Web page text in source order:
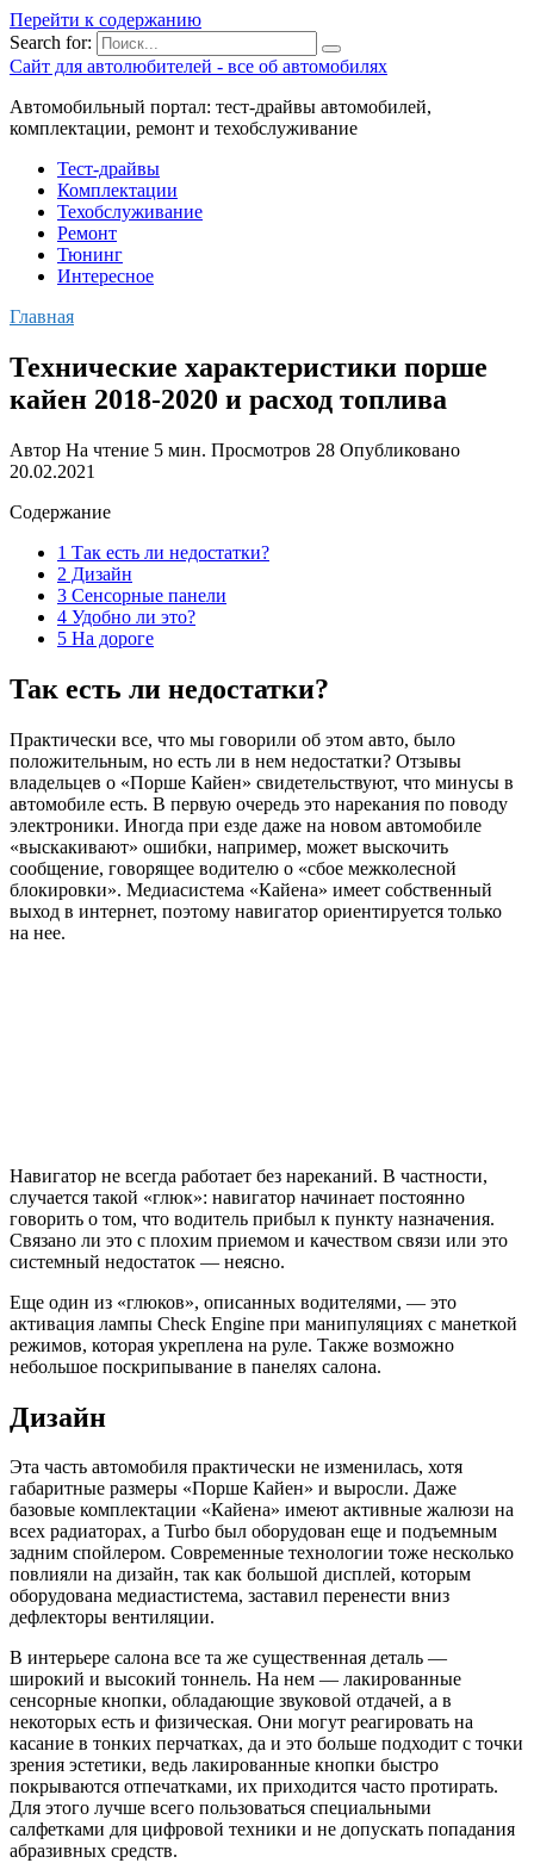
Перейти к содержанию
Search for:
Сайт для автолюбителей - все об автомобилях
Автомобильный портал: тест-драйвы автомобилей,
комплектации, ремонт и техобслуживание
Тест-драйвы
Комплектации
Техобслуживание
Ремонт
Тюнинг
Интересное
Главная
Технические характеристики порше
кайен 2018-2020 и расход топлива
Автор На чтение 5 мин. Просмотров 28 Опубликовано
20.02.2021
Содержание
1 Так есть ли недостатки?
2 Дизайн
3 Сенсорные панели
4 Удобно ли это?
5 На дороге
Так есть ли недостатки?
Практически все, что мы говорили об этом авто, было
положительным, но есть ли в нем недостатки? Отзывы
владельцев о «Порше Кайен» свидетельствуют, что минусы в
автомобиле есть. В первую очередь это нарекания по поводу
электроники. Иногда при езде даже на новом автомобиле
«выскакивают» ошибки, например, может выскочить
сообщение, говорящее водителю о «сбое межколесной
блокировки». Медиасистема «Кайена» имеет собственный
выход в интернет, поэтому навигатор ориентируется только
на нее.
Навигатор не всегда работает без нареканий. В частности,
случается такой «глюк»: навигатор начинает постоянно
говорить о том, что водитель прибыл к пункту назначения.
Связано ли это с плохим приемом и качеством связи или это
системный недостаток — неясно.
Еще один из «глюков», описанных водителями, — это
активация лампы Check Engine при манипуляциях с манеткой
режимов, которая укреплена на руле. Также возможно
небольшое поскрипывание в панелях салона.
Дизайн
Эта часть автомобиля практически не изменилась, хотя
габаритные размеры «Порше Кайен» и выросли. Даже
базовые комплектации «Кайена» имеют активные жалюзи на
всех радиаторах, а Turbo был оборудован еще и подъемным
задним спойлером. Современные технологии тоже несколько
повлияли на дизайн, так как большой дисплей, которым
оборудована медиастистема, заставил перенести вниз
дефлекторы вентиляции.
В интерьере салона все та же существенная деталь —
широкий и высокий тоннель. На нем — лакированные
сенсорные кнопки, обладающие звуковой отдачей, а в
некоторых есть и физическая. Они могут реагировать на
касание в тонких перчатках, да и это больше подходит с точки
зрения эстетики, ведь лакированные кнопки быстро
покрываются отпечатками, их приходится часто протирать.
Для этого лучше всего пользоваться специальными
салфетками для цифровой техники и не допускать попадания
абразивных средств.